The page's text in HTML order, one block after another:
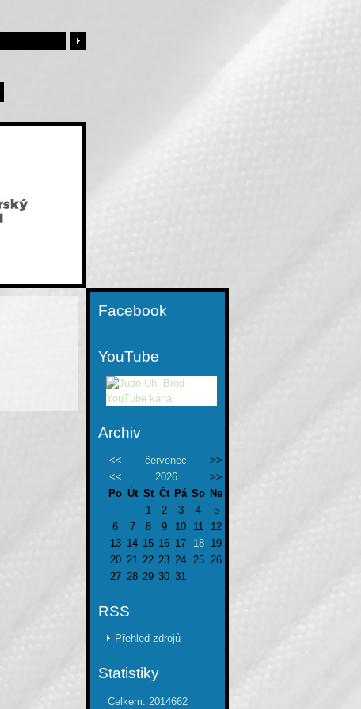
Facebook
YouTube
Archiv
<< červenec
>>
<<
2026
>>
Po Út St Čt Pá So Ne
1
2 3 4
5
6
7 8 9 10 11
12
13 14 15 16 17 18
19
20 21 22 23 24 25 26
27 28 29 30 31
RSS
Přehled zdrojů
Statistiky
Celkem: 2014662